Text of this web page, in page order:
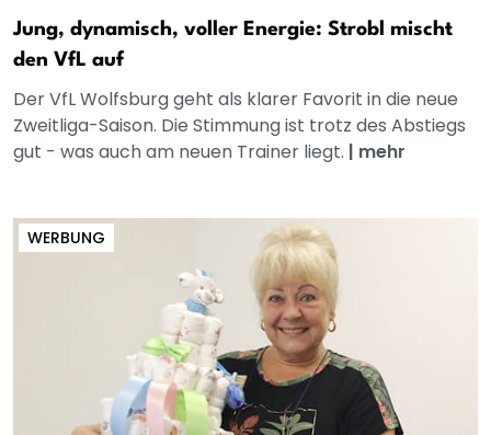
Jung, dynamisch, voller Energie: Strobl mischt
den VfL auf
Der VfL Wolfsburg geht als klarer Favorit in die neue
Zweitliga-Saison. Die Stimmung ist trotz des Abstiegs
gut - was auch am neuen Trainer liegt. | mehr
WERBUNG